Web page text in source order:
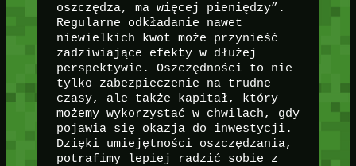
oszczędza, ma więcej pieniędzy”.
Regularne odkładanie nawet
niewielkich kwot może przynieść
zadziwiające efekty w dłużej
perspektywie. Oszczędności to nie
tylko zabezpieczenie na trudne
czasy, ale także kapitał, który
możemy wykorzystać w chwilach, gdy
pojawia się okazja do inwestycji.
Dzięki umiejętności oszczędzania,
potrafimy lepiej radzić sobie z